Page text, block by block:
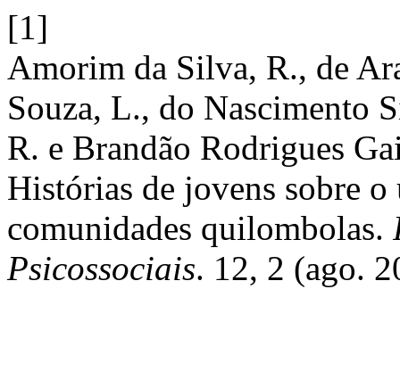
[1]
Amorim da Silva, R., de
Souza, L., do Nascimento
R. e Brandão Rodrigues
Histórias de jovens sobre o
comunidades quilombolas.
Psicossociais. 12, 2 (ago.